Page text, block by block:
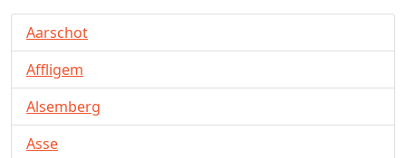
Aarschot
Affligem
Alsemberg
Asse